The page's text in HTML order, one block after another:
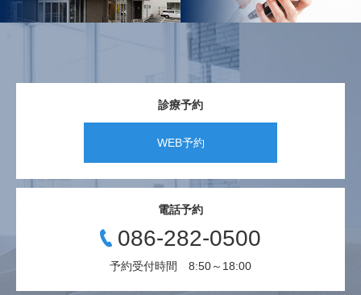
診療予約
WEB予約
電話予約
086-282-0500
予約受付時間 8:50～18:00